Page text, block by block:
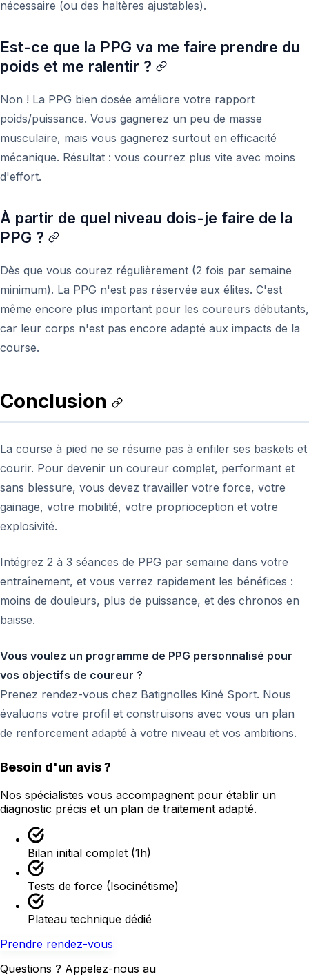
nécessaire (ou des haltères ajustables).
Est-ce que la PPG va me faire prendre du
poids et me ralentir ?
Non ! La PPG bien dosée améliore votre rapport
poids/puissance. Vous gagnerez un peu de masse
musculaire, mais vous gagnerez surtout en efficacité
mécanique. Résultat : vous courrez plus vite avec moins
d'effort.
À partir de quel niveau dois-je faire de la
PPG ?
Dès que vous courez régulièrement (2 fois par semaine
minimum). La PPG n'est pas réservée aux élites. C'est
même encore plus important pour les coureurs débutants,
car leur corps n'est pas encore adapté aux impacts de la
course.
Conclusion
La course à pied ne se résume pas à enfiler ses baskets et
courir. Pour devenir un coureur complet, performant et
sans blessure, vous devez travailler votre force, votre
gainage, votre mobilité, votre proprioception et votre
explosivité.
Intégrez 2 à 3 séances de PPG par semaine dans votre
entraînement, et vous verrez rapidement les bénéfices :
moins de douleurs, plus de puissance, et des chronos en
baisse.
Vous voulez un programme de PPG personnalisé pour
vos objectifs de coureur ?
Prenez rendez-vous chez Batignolles Kiné Sport. Nous
évaluons votre profil et construisons avec vous un plan
de renforcement adapté à votre niveau et vos ambitions.
Besoin d'un avis ?
Nos spécialistes vous accompagnent pour établir un
diagnostic précis et un plan de traitement adapté.
Bilan initial complet (1h)
Tests de force (Isocinétisme)
Plateau technique dédié
Prendre rendez-vous
Questions ? Appelez-nous au